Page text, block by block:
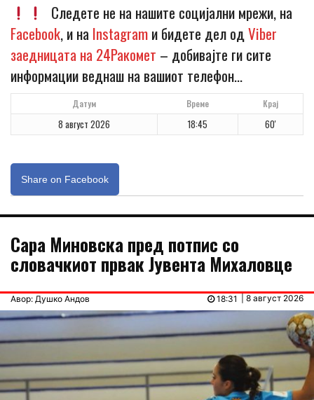
Следете не на нашите социјални мрежи, на
Facebook, и на Instagramи бидете дел одViber
заедницата на 24Ракомет – добивајте ги сите
информации веднаш на вашиот телефон…
Датум Време Крај
8 август 2026 18:45 60'
Share on Facebook
Сара Миновска пред потпис со
словачкиот првак Јувента Михаловце
Авор: Душко Андов | 8 август 2026
18:31